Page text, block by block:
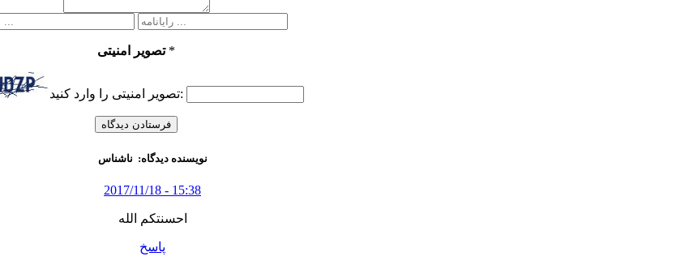
تصویر امنیتی *
تصویر امنیتی را وارد کنید:
نویسنده دیدگاه: ناشناس
2017/11/18 - 15:38
احسنتکم الله
پاسخ